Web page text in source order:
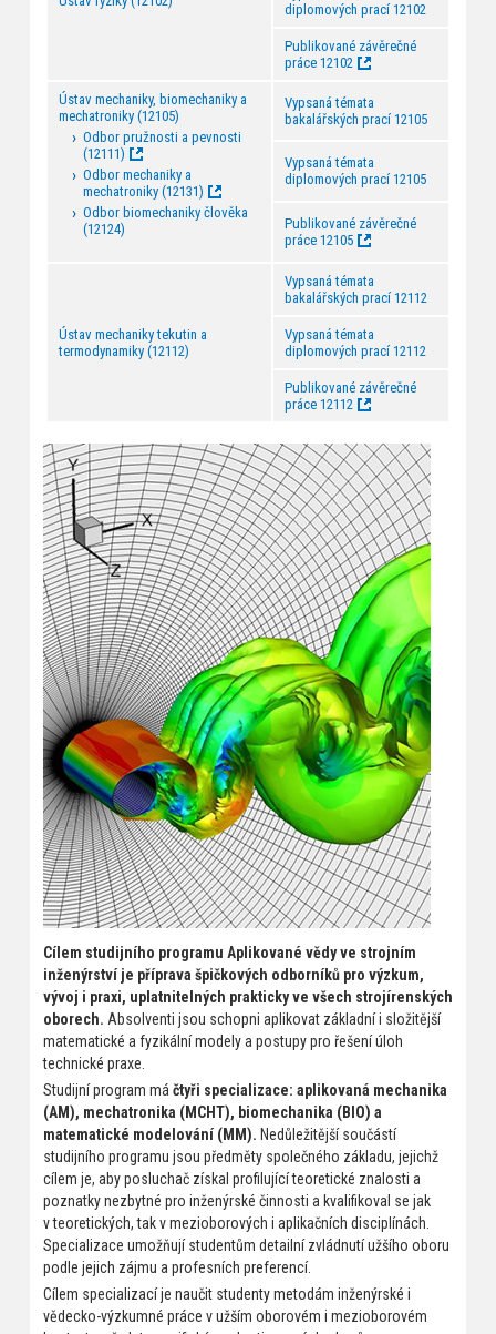
diplomových prací 12102
Publikované závěrečné
práce 12102
Ústav mechaniky, biomechaniky a
mechatroniky (12105)
Odbor pružnosti a pevnosti
(12111)
Odbor mechaniky a
mechatroniky (12131)
Odbor biomechaniky člověka
(12124)
Vypsaná témata
bakalářských prací 12105
Vypsaná témata
diplomových prací 12105
Publikované závěrečné
práce 12105
Ústav mechaniky tekutin a
termodynamiky (12112)
Vypsaná témata
bakalářských prací 12112
Vypsaná témata
diplomových prací 12112
Publikované závěrečné
práce 12112
Cílem studijního programu Aplikované vědy ve strojním
inženýrství je příprava špičkových odborníků pro výzkum,
vývoj i praxi, uplatnitelných prakticky ve všech strojírenských
oborech. Absolventi jsou schopni aplikovat základní i složitější
matematické a fyzikální modely a postupy pro řešení úloh
technické praxe.
Studijní program máčtyři specializace: aplikovaná mechanika
(AM), mechatronika (MCHT), biomechanika (BIO) a
matematické modelování (MM). Nedůležitější součástí
studijního programu jsou předměty společného základu, jejichž
cílem je, aby posluchač získal profilující teoretické znalosti a
poznatky nezbytné pro inženýrské činnosti a kvalifikoval se jak
v teoretických, tak v mezioborových i aplikačních disciplínách.
Specializace umožňují studentům detailní zvládnutí užšího oboru
podle jejich zájmu a profesních preferencí.
Cílem specializací je naučit studenty metodám inženýrské i
vědecko-výzkumné práce v užším oborovém i mezioborovém